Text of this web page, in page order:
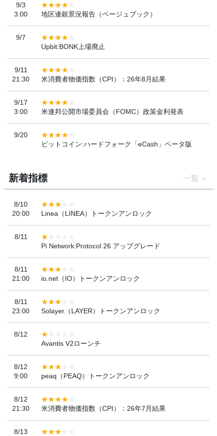
9/3
3:00
地区連銀景況報告（ベージュブック）
9/7
Upbit:BONK上場廃止
9/11
21:30
米消費者物価指数（CPI）：26年8月結果
9/17
3:00
米連邦公開市場委員会（FOMC）政策金利発表
9/20
ビットコイン:ハードフォーク「eCash」ベータ版
新着指標 一覧
8/10
20:00
Linea（LINEA）トークンアンロック
8/11
Pi Network:Protocol 26 アップグレード
8/11
21:00
io.net（IO）トークンアンロック
8/11
23:00
Solayer（LAYER）トークンアンロック
8/12
Avantis V2ローンチ
8/12
9:00
peaq（PEAQ）トークンアンロック
8/12
21:30
米消費者物価指数（CPI）：26年7月結果
8/13